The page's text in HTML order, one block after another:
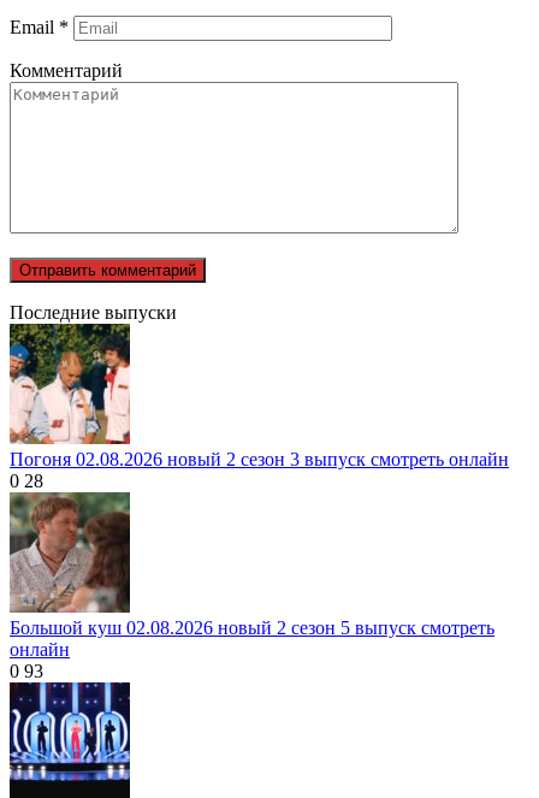
Email *
Комментарий
Последние выпуски
Погоня 02.08.2026 новый 2 сезон 3 выпуск смотреть онлайн
0 28
Большой куш 02.08.2026 новый 2 сезон 5 выпуск смотреть
онлайн
0 93